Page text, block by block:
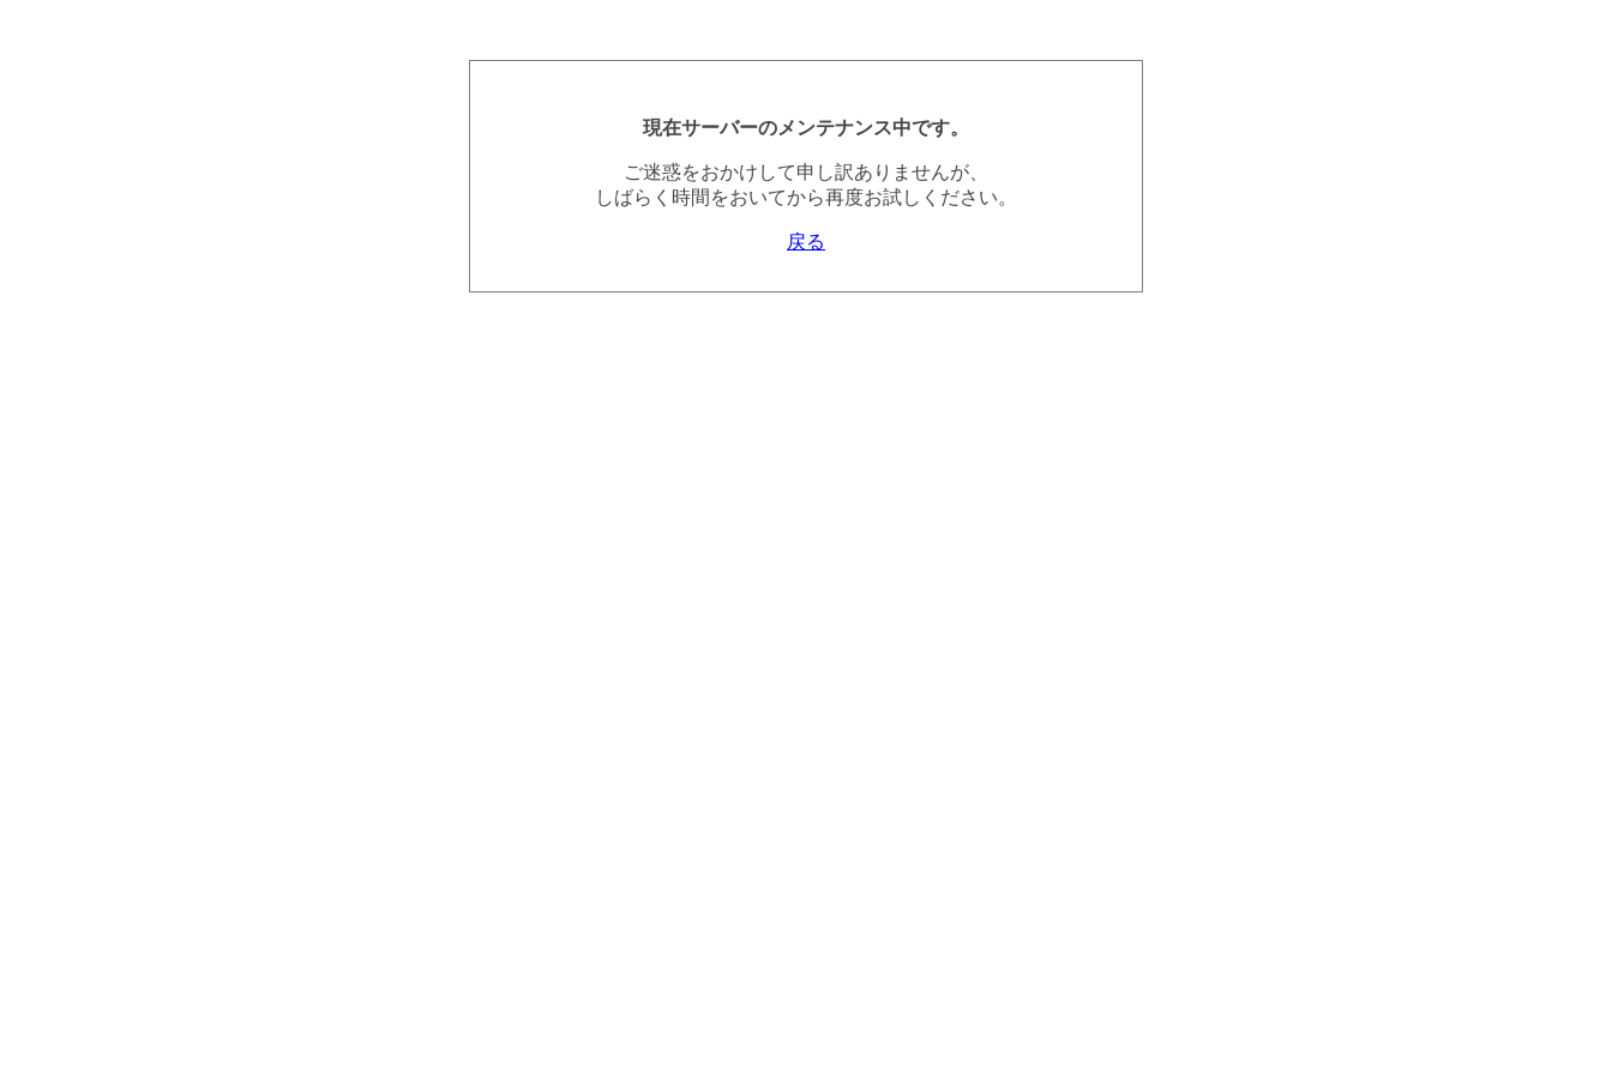
現在サーバーのメンテナンス中です。
ご迷惑をおかけして申し訳ありませんが、
しばらく時間をおいてから再度お試しください。
戻る